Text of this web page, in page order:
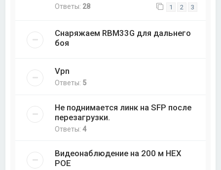
Ответы: 28 1 2 3
Снаряжаем RBM33G для дальнего
боя
Vpn
Ответы: 5
Не поднимается линк на SFP после
перезагрузки.
Ответы:4
Видеонаблюдение на 200 м НЕХ
РОЕ